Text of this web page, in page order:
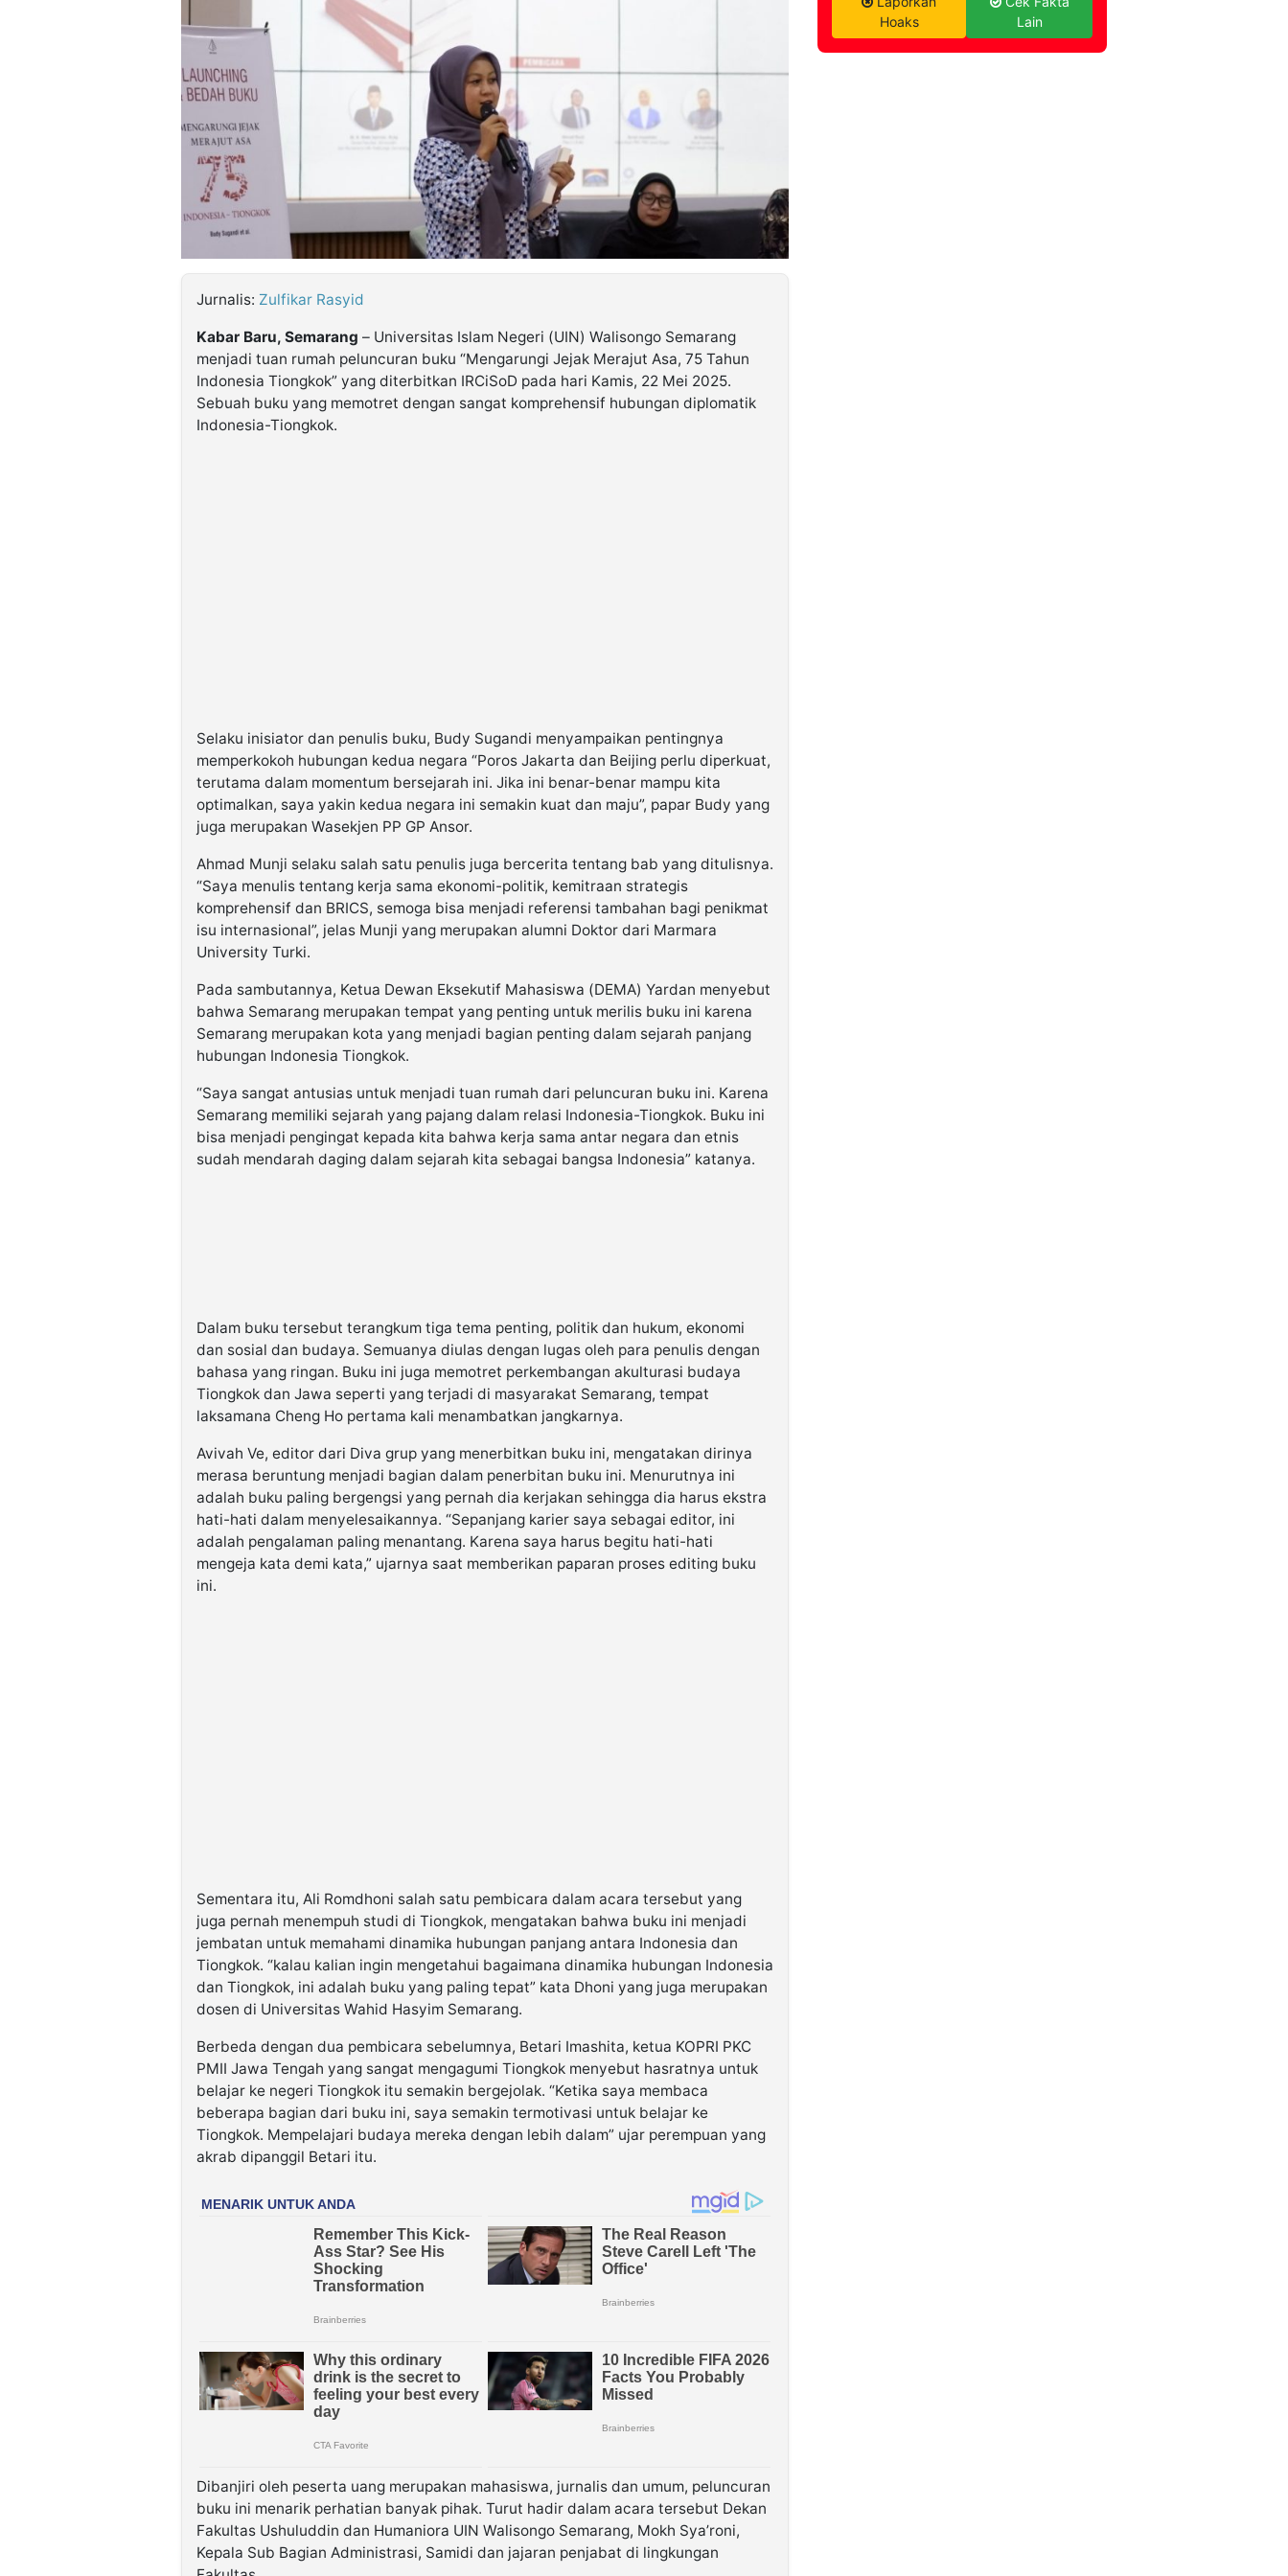
Jurnalis: Zulfikar Rasyid
Kabar Baru, Semarang – Universitas Islam Negeri (UIN) Walisongo Semarang
menjadi tuan rumah peluncuran buku “Mengarungi Jejak Merajut Asa, 75 Tahun
Indonesia Tiongkok” yang diterbitkan IRCiSoD pada hari Kamis, 22 Mei 2025.
Sebuah buku yang memotret dengan sangat komprehensif hubungan diplomatik
Indonesia-Tiongkok.
Selaku inisiator dan penulis buku, Budy Sugandi menyampaikan pentingnya
memperkokoh hubungan kedua negara “Poros Jakarta dan Beijing perlu diperkuat,
terutama dalam momentum bersejarah ini. Jika ini benar-benar mampu kita
optimalkan, saya yakin kedua negara ini semakin kuat dan maju”, papar Budy yang
juga merupakan Wasekjen PP GP Ansor.
Ahmad Munji selaku salah satu penulis juga bercerita tentang bab yang ditulisnya.
“Saya menulis tentang kerja sama ekonomi-politik, kemitraan strategis
komprehensif dan BRICS, semoga bisa menjadi referensi tambahan bagi penikmat
isu internasional”, jelas Munji yang merupakan alumni Doktor dari Marmara
University Turki.
Pada sambutannya, Ketua Dewan Eksekutif Mahasiswa (DEMA) Yardan menyebut
bahwa Semarang merupakan tempat yang penting untuk merilis buku ini karena
Semarang merupakan kota yang menjadi bagian penting dalam sejarah panjang
hubungan Indonesia Tiongkok.
“Saya sangat antusias untuk menjadi tuan rumah dari peluncuran buku ini. Karena
Semarang memiliki sejarah yang pajang dalam relasi Indonesia-Tiongkok. Buku ini
bisa menjadi pengingat kepada kita bahwa kerja sama antar negara dan etnis
sudah mendarah daging dalam sejarah kita sebagai bangsa Indonesia” katanya.
Dalam buku tersebut terangkum tiga tema penting, politik dan hukum, ekonomi
dan sosial dan budaya. Semuanya diulas dengan lugas oleh para penulis dengan
bahasa yang ringan. Buku ini juga memotret perkembangan akulturasi budaya
Tiongkok dan Jawa seperti yang terjadi di masyarakat Semarang, tempat
laksamana Cheng Ho pertama kali menambatkan jangkarnya.
Avivah Ve, editor dari Diva grup yang menerbitkan buku ini, mengatakan dirinya
merasa beruntung menjadi bagian dalam penerbitan buku ini. Menurutnya ini
adalah buku paling bergengsi yang pernah dia kerjakan sehingga dia harus ekstra
hati-hati dalam menyelesaikannya. “Sepanjang karier saya sebagai editor, ini
adalah pengalaman paling menantang. Karena saya harus begitu hati-hati
mengeja kata demi kata,” ujarnya saat memberikan paparan proses editing buku
ini.
Sementara itu, Ali Romdhoni salah satu pembicara dalam acara tersebut yang
juga pernah menempuh studi di Tiongkok, mengatakan bahwa buku ini menjadi
jembatan untuk memahami dinamika hubungan panjang antara Indonesia dan
Tiongkok. “kalau kalian ingin mengetahui bagaimana dinamika hubungan Indonesia
dan Tiongkok, ini adalah buku yang paling tepat” kata Dhoni yang juga merupakan
dosen di Universitas Wahid Hasyim Semarang.
Berbeda dengan dua pembicara sebelumnya, Betari Imashita, ketua KOPRI PKC
PMII Jawa Tengah yang sangat mengagumi Tiongkok menyebut hasratnya untuk
belajar ke negeri Tiongkok itu semakin bergejolak. “Ketika saya membaca
beberapa bagian dari buku ini, saya semakin termotivasi untuk belajar ke
Tiongkok. Mempelajari budaya mereka dengan lebih dalam” ujar perempuan yang
akrab dipanggil Betari itu.
Dibanjiri oleh peserta uang merupakan mahasiswa, jurnalis dan umum, peluncuran
buku ini menarik perhatian banyak pihak. Turut hadir dalam acara tersebut Dekan
Fakultas Ushuluddin dan Humaniora UIN Walisongo Semarang, Mokh Sya’roni,
Kepala Sub Bagian Administrasi, Samidi dan jajaran penjabat di lingkungan
Hoaks
Lain